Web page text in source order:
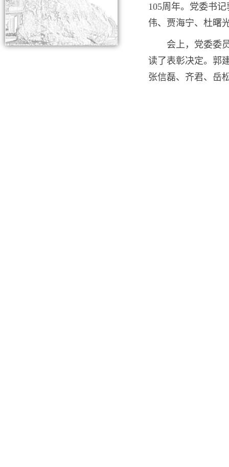
105周年。党委书
伟、贾海宁、杜曙
会上，党委委
读了表彰决定。郭
张信磊、齐君、岳